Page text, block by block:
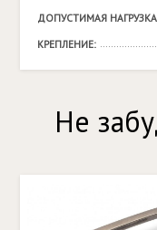
ДОПУСТИМАЯ
КРЕПЛЕНИЕ:
Не